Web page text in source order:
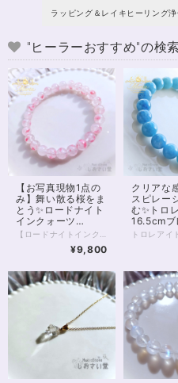
ラッピング＆レイキヒーリング
"ヒーラーおすすめ"の検
【お写真現物1点の
み】舞い散る桜をま
とう✨ロードナイト
インクォーツ
16.5cmブレスレッ
¥9,800
クリアな
スピレー
む✨トロ
16.5cmブ
ト